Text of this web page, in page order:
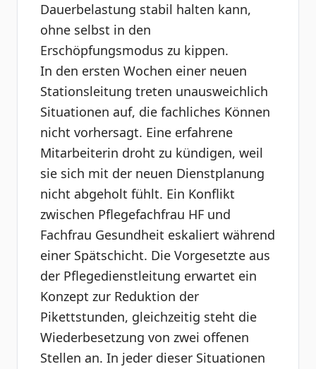
Dauerbelastung stabil halten kann,
ohne selbst in den
Erschöpfungsmodus zu kippen.
In den ersten Wochen einer neuen
Stationsleitung treten unausweichlich
Situationen auf, die fachliches Können
nicht vorhersagt. Eine erfahrene
Mitarbeiterin droht zu kündigen, weil
sie sich mit der neuen Dienstplanung
nicht abgeholt fühlt. Ein Konflikt
zwischen Pflegefachfrau HF und
Fachfrau Gesundheit eskaliert während
einer Spätschicht. Die Vorgesetzte aus
der Pflegedienstleitung erwartet ein
Konzept zur Reduktion der
Pikettstunden, gleichzeitig steht die
Wiederbesetzung von zwei offenen
Stellen an. In jeder dieser Situationen